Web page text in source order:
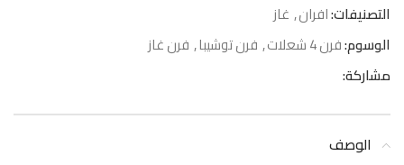
التصنيفات:افران, غاز
الوسوم:فرن 4 شعلات , فرن توشيبا, فرن غاز
مشاركة:
الوصف